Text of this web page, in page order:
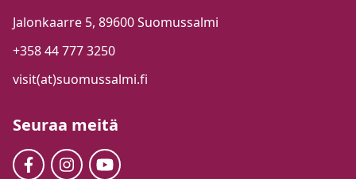
Jalonkaarre 5, 89600 Suomussalmi
+358 44 777 3250
visit(at)suomussalmi.fi
Seuraa meitä